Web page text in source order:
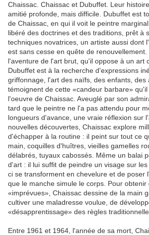
Chaissac. Chaissac et Dubuffet. Leur
amitié profonde, mais difficile. Dubuffet est
de Chaissac, en qui il voit le peintre
libéré des doctrines et des traditions, prêt à
techniques novatrices, un artiste aussi dont
est sans cesse en quête de renouvellement.
l'aventure de l'art brut, qu'il oppose à un art
Dubuffet est à la recherche d'expressions
griffonnage, l'art des naïfs, des enfants, des
témoignent de cette «candeur barbare»
l'oeuvre de Chaissac. Aveuglé par son
tard que le peintre ne l'a pas attendu pour
longueurs d'avance, une vraie réflexion sur
nouvelles découvertes, Chaissac explore
d'échapper à la routine : il peint sur tout ce
main, coquilles d'huîtres, vieilles gamelles
délabrés, tuyaux cabossés. Même un balai
d'art : il lui suffit de peindre un visage sur
ci se transforment en chevelure et de poser
que le manche simule le corps. Pour obtenir
«imprévues», Chaissac dessine de la main
cultiver une maladresse voulue, de
«désapprentissage» des règles
Entre 1961 et 1964, l'année de sa mort,